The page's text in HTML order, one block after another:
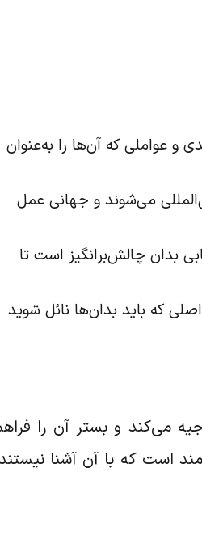
عواملی که آن‌ها را به‌عنوان
می‌شوند و جهانی عمل
بدان چالش‌برانگیز است تا
که باید بدان‌ها نائل شوید
می‌کند و بستر آن را
است که با آن آشنا